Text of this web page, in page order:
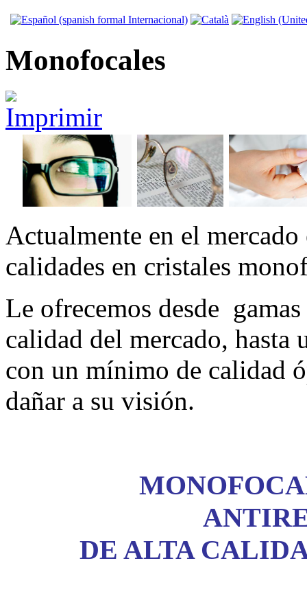
Monofocales
Actualmente en el
calidades en cristales
Le ofrecemos desde
calidad del mercado, hasta
con un mínimo de calidad
dañar a su visión.
DE ALTA